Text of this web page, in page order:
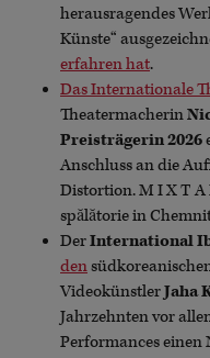
herausragendes
Künste“
erfahren hat.
Das Internationale
Theatermacherin
Preisträgerin 2026
Anschluss an die
Distortion. M I X T
spălătorie in
DerInternational
den
VideokünstlerJaha
Jahrzehnten vor
Performances einen